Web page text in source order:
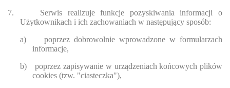
7.
Serwis realizuje funkcje pozyskiwania informacji o
Użytkownikach i ich zachowaniach w następujący sposób:
a)
poprzez dobrowolnie wprowadzone w formularzach
informacje,
b)
poprzez zapisywanie w urządzeniach końcowych plików
cookies (tzw. "ciasteczka"),